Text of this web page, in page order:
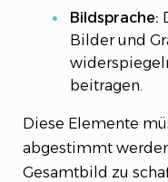
Bildsprache:
Bilder und
beitragen.
Diese Elemente
abgestimmt
Gesamtbild zu